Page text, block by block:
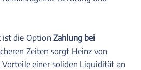
die Option Zahlung bei
Zeiten sorgt Heinz von
Vorteile einer soliden Liquidität an